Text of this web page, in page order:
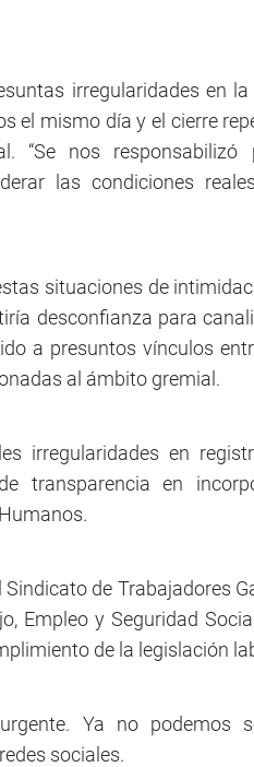
irregularidades en
el mismo día y el cierre
“Se nos responsabilizó
las condiciones
situaciones de
desconfianza para
a presuntos vínculos
al ámbito gremial.
irregularidades en
transparencia en
de Trabajadores
Empleo y Seguridad
de la legislación
Ya no podemos
sociales.